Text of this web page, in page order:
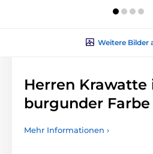
Weitere Bilder
Herren
burgunder Farbe
Mehr Informationen ›